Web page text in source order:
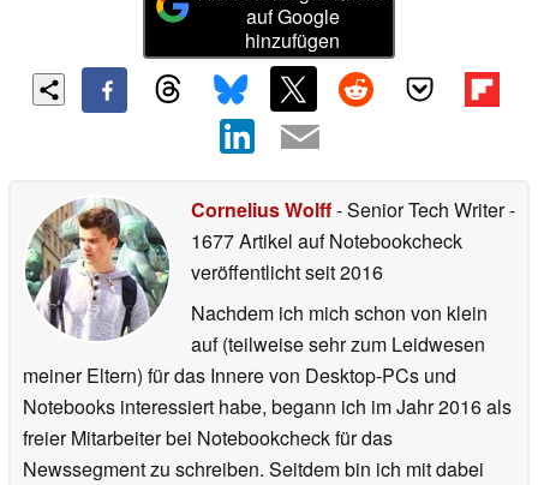
auf Google
hinzufügen
Cornelius Wolff- Senior Tech Writer-
1677 Artikel auf Notebookcheck
veröffentlichtseit 2016
Nachdem ich mich schon von klein
auf (teilweise sehr zum Leidwesen
meiner Eltern) für das Innere von Desktop-PCs und
Notebooks interessiert habe, begann ich im Jahr 2016 als
freier Mitarbeiter bei Notebookcheck für das
Newssegment zu schreiben. Seitdem bin ich mit dabei